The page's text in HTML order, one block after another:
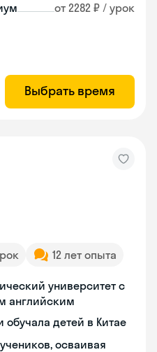
от 2282 ₽ / урок
Выбрать время
12 лет опыта
университет с
английским
обучала детей в Китае
осваивая